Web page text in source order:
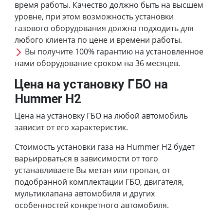
время работы. Качество должно быть на высшем
уровне, при этом возможность установки
газового оборудования должна подходить для
любого клиента по цене и времени работы.
Вы получите 100% гарантию на установленное
нами оборудование сроком на 36 месяцев.
Цена на установку ГБО на
Hummer H2
Цена на установку ГБО на любой автомобиль
зависит от его характеристик.
Стоимость установки газа на Hummer H2 будет
варьироваться в зависимости от того
устанавливаете Вы метан или пропан, от
подобранной комплектации ГБО, двигателя,
мультиклапана автомобиля и других
особенностей конкретного автомобиля.